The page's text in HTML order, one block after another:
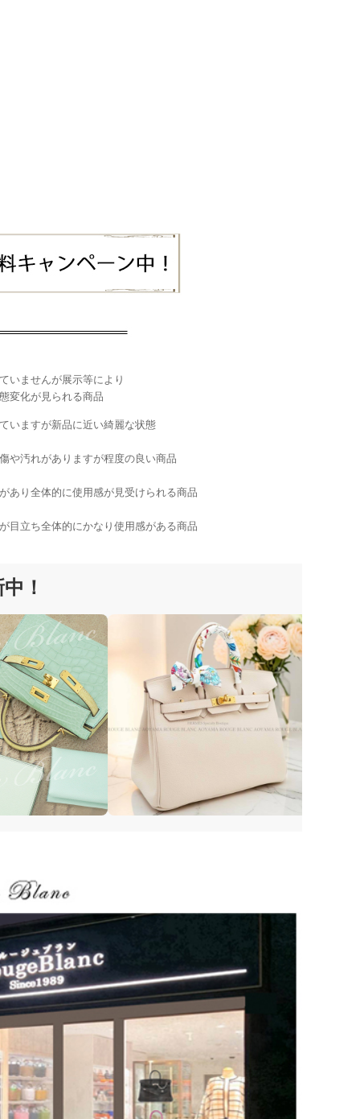
ませんが展示等により
化が見られる商品
ますが新品に近い綺麗な状態
汚れがありますが程度の良い商品
り全体的に使用感が見受けられる商品
立ち全体的にかなり使用感がある商品
！